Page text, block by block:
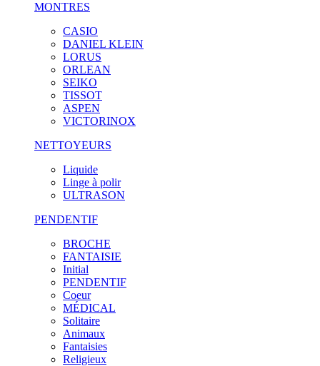
MONTRES
CASIO
DANIEL KLEIN
LORUS
ORLEAN
SEIKO
TISSOT
ASPEN
VICTORINOX
NETTOYEURS
Liquide
Linge à polir
ULTRASON
PENDENTIF
BROCHE
FANTAISIE
Initial
PENDENTIF
Coeur
MÉDICAL
Solitaire
Animaux
Fantaisies
Religieux